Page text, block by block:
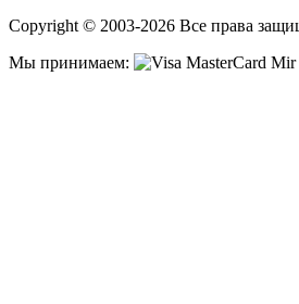
Copyright © 2003-2026 Все права
Мы принимаем: